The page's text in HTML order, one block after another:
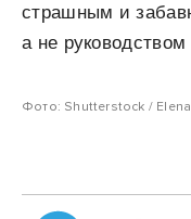
страшным и
а не
Фото: Shutterstock /